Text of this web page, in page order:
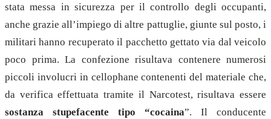
stata messa in sicurezza per il controllo degli occupanti,
anche grazie all’impiego di altre pattuglie, giunte sul posto, i
militari hanno recuperato il pacchetto gettato via dal veicolo
poco prima. La confezione risultava contenere numerosi
piccoli involucri in cellophane contenenti del materiale che,
da verifica effettuata tramite il Narcotest, risultava essere
sostanza stupefacente tipo “cocaina”. Il conducente